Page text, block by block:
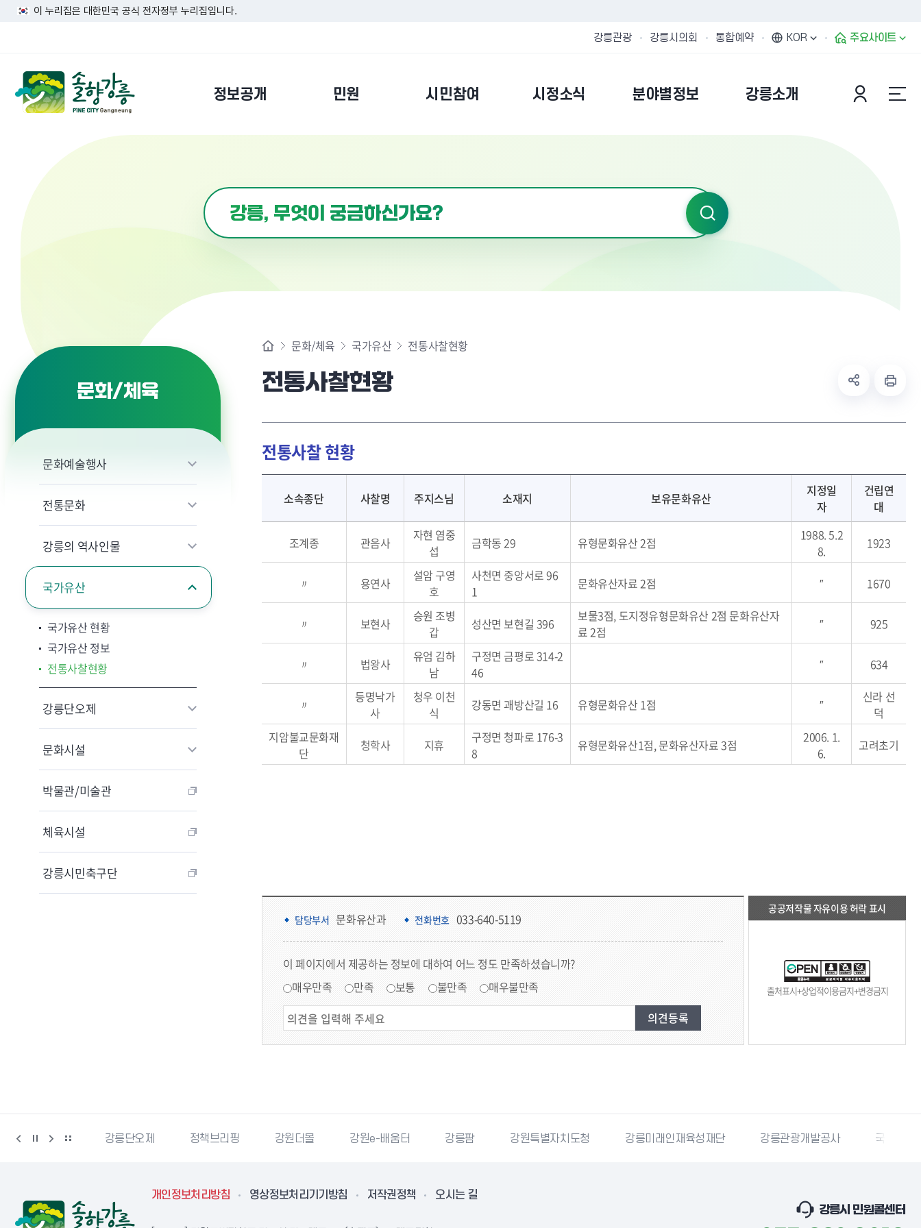
이 누리집은 대한민국 공식 전자정부 누리집입니다.
강릉관광 강릉시의회 통합예약 KOR 주요사이트
정보공개 민원 시민참여 시정소식 분야별정보 강릉소개
문화/체육
문화예술행사
전통문화
강릉의 역사인물
국가유산
국가유산 현황
국가유산 정보
전통사찰현황
강릉단오제
문화시설
박물관/미술관
체육시설
강릉시민축구단
문화/체육 국가유산 전통사찰현황
전통사찰현황
전통사찰 현황
소속종단 사찰명 주지스님 소재지 보유문화유산
지정일
자
건립연
대
조계종 관음사
자현 염중
섭
금학동 29 유형문화유산 2점
1988. 5.2
8.
1923
〃 용연사
설암 구영
호
사천면 중앙서로 96
1
문화유산자료 2점 ″ 1670
〃 보현사
승원 조병
갑
성산면 보현길 396
보물3점, 도지정유형문화유산 2점 문화유산자
료 2점
″ 925
〃 법왕사
유엄 김하
남
구정면 금평로 314-2
46
″ 634
〃
등명낙가
사
청우 이천
식
강동면 괘방산길 16 유형문화유산 1점 ″
신라 선
덕
지암불교문화재
단
청학사 지휴
구정면 청파로 176-3
8
유형문화유산1점, 문화유산자료 3점
2006. 1.
6.
고려초기
담당부서 문화유산과 전화번호 033-640-5119
이 페이지에서 제공하는 정보에 대하여 어느 정도 만족하셨습니까?
매우만족
만족 보통 불만족 매우불만족
공공저작물 자유이용 허락 표시
출처표시+상업적이용금지+변경금지
강릉생태관광 강릉단오제 정책브리핑 강원더몰 강원e-배움터 강릉팜 강원특별자치도청 강릉미래인재육성재단 강릉관광개발공사 국민재난
개인정보처리방침 영상정보처리기기방침 저작권정책 오시는 길
강릉시 민원콜센터